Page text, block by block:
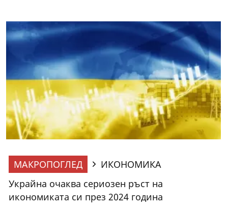
МАКРОПОГЛЕД
ИКОНОМИКА
Украйна очаква сериозен ръст на
икономиката си през 2024 година